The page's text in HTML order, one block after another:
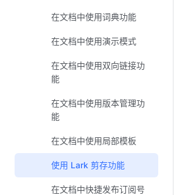
在文档中使用词典功能
在文档中使用演示模式
在文档中使用双向链接功
能
在文档中使用版本管理功
能
在文档中使用局部模板
使用 Lark 剪存功能
在文档中快捷发布订阅号